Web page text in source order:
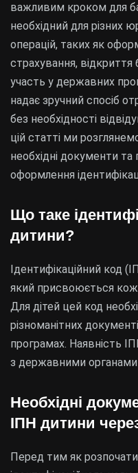
важливим кроком для
необхідний для різних
операцій, таких як
страхування, відкриття
участь у державних
надає зручний спосіб
без необхідності
цій статті ми
необхідні документи
оформлення
Що таке
дитини?
Ідентифікаційний код
який присвоюється
Для дітей цей код
різноманітних
програмах. Наявність
з державними
Необхідні
ІПН дитини
Перед тим як